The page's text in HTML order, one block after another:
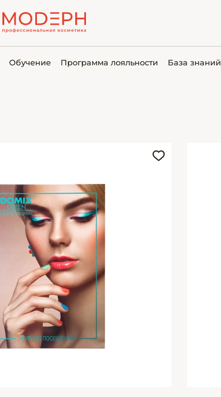
Обучение Программа лояльности База знаний